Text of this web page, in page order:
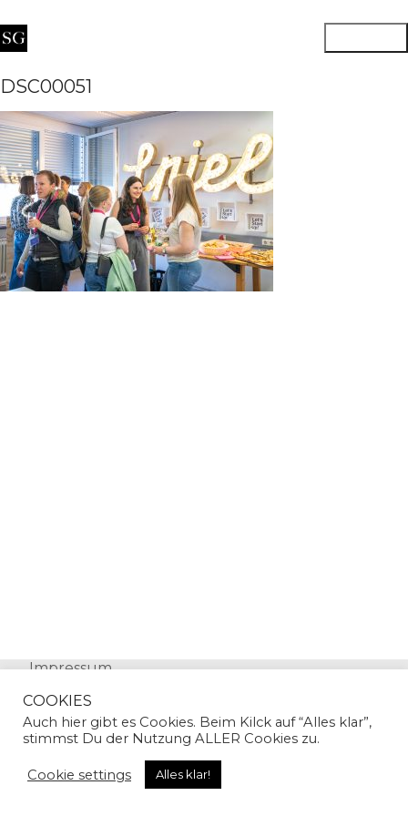
DSC00051
Impressum
© Copyright 2024 | Sandra Gallian | All Rights
COOKIES
Auch hier gibt es Cookies. Beim Kilck auf “Alles klar”,
stimmst Du der Nutzung ALLER Cookies zu.
Cookie settings Alles klar!